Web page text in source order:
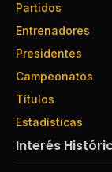
Partidos
Entrenadores
Presidentes
Campeonatos
Títulos
Estadísticas
Interés